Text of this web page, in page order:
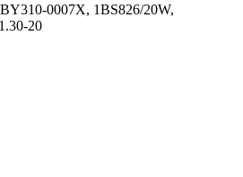
0007X, 1BS826/20W,
20